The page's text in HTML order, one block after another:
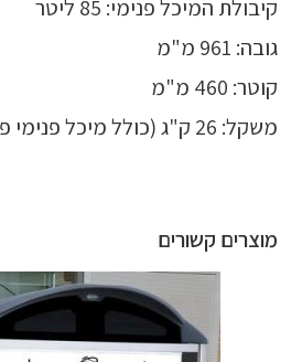
קיבולת המיכל פנימי: 85 ליטר
גובה: 961 מ"מ
קוטר: 460 מ"מ
משקל: 26 ק"ג (כולל מיכל פנימי פלדה)
מוצרים קשורים